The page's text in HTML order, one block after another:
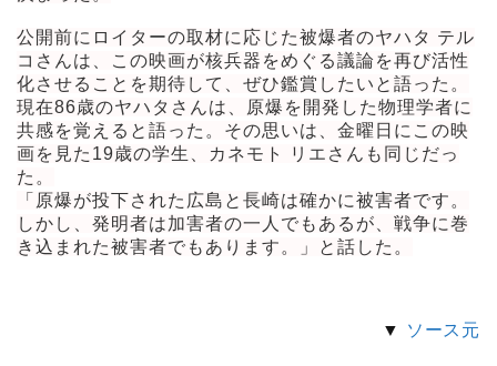
公開前にロイターの取材に応じた被爆者のヤハタ テル
コさんは、この映画が核兵器をめぐる議論を再び活性
化させることを期待して、ぜひ鑑賞したいと語った。
現在86歳のヤハタさんは、原爆を開発した物理学者に
共感を覚えると語った。その思いは、金曜日にこの映
画を見た19歳の学生、カネモト リエさんも同じだっ
た。
「原爆が投下された広島と長崎は確かに被害者です。
しかし、発明者は加害者の一人でもあるが、戦争に巻
き込まれた被害者でもあります。」と話した。
▼ ソース元